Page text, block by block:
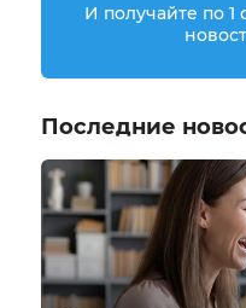
И получайте по
Последние